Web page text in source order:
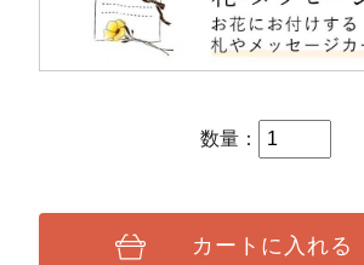
数量：
カートに入れる